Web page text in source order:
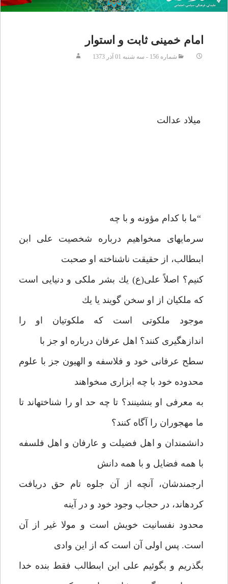
امام خمینی ثابت و استوار
شماره 156 - سه شنبه 01 آذر 1373
ميلاد عدالت
“ما با كدام مؤونه و با چه
سرمايه‏اى مى‏خواهيم درباره شخصيت على ابن
ابى‏طالب، از حقيقت ناشناخته او صحبت
كنيم؟ اصلاً على(ع) يك بشر ملكى و دنيايى است
كه ملكيان از او سخن گويند يا يك
موجود ملكوتى است كه ملكوتيان او را
اندازه‏گيرى كنند؟ اهل عرفان درباره او جز با
سطح عرفانى خود و فلاسفه و الهيون جز با علوم
محدوده خود با چه ابزارى مى‏خواهند
به معرفى او بنشينند؟ تا چه حد او را شناخته‏اند تا
ما مهجوران را آگاه كنند؟
دانشمندان و اهل فضيلت و عارفان و اهل فلسفه
با همه فضايل و با همه دانش
ارجمندشان، آنچه از آن جلوه تام حق دريافت
كرده‏اند، در حجاب وجود خود و در آينه
محدود نفسانيت خويش است و مولا غير از آن
است. پس اولى آن است كه از اين وادى
بگذريم و بگوئيم على ابن ابى‏طالب فقط بنده خدا